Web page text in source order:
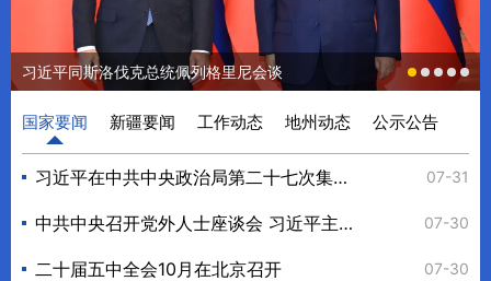
习近平同斯洛伐克总统佩列格里尼会谈
国家要闻 新疆要闻 工作动态 地州动态 公示公告
07-31
习近平在中共中央政治局第二十七次集体学习时强调 强化政治引领 深化创新发展 高质量推进国防和军...
07-30
中共中央召开党外人士座谈会 习近平主持并发表重要讲话
07-30
二十届五中全会10月在北京召开
08-07
自治区党委十届十六次全会召开
08-07
陈小江艾尔肯·吐尼亚孜在中国铁路乌鲁木齐局集团走访调研
08-07
08-06
自治区人社系统加强政策和服务高品质供给专题培训班顺利举办
08-06
学政策、精统计、稳就业！2026年自治区就业政策暨就业统计业务培训班首期在阿勒泰开班
08-06
08-06
新疆阿克苏：阿瓦提县举办就业见习企业开放日暨专场招聘会活动
08-04
新疆塔城：交通赋能促就业 乌苏人力资源集市以岗惠民揽英才
07-31
08-05
2025年度自治区人力资源服务业发展扶持资金拟奖补支持对象公示
08-04
关于自治区2026年上半年特级技师名单的公示
08-04